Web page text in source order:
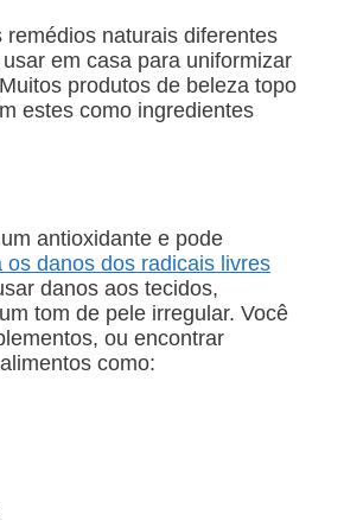
remédios naturais diferentes
em casa para uniformizar
produtos de beleza topo
estes como ingredientes
antioxidante e pode
os danos dos radicais livres
danos aos tecidos,
tom de pele irregular. Você
ou encontrar
como: